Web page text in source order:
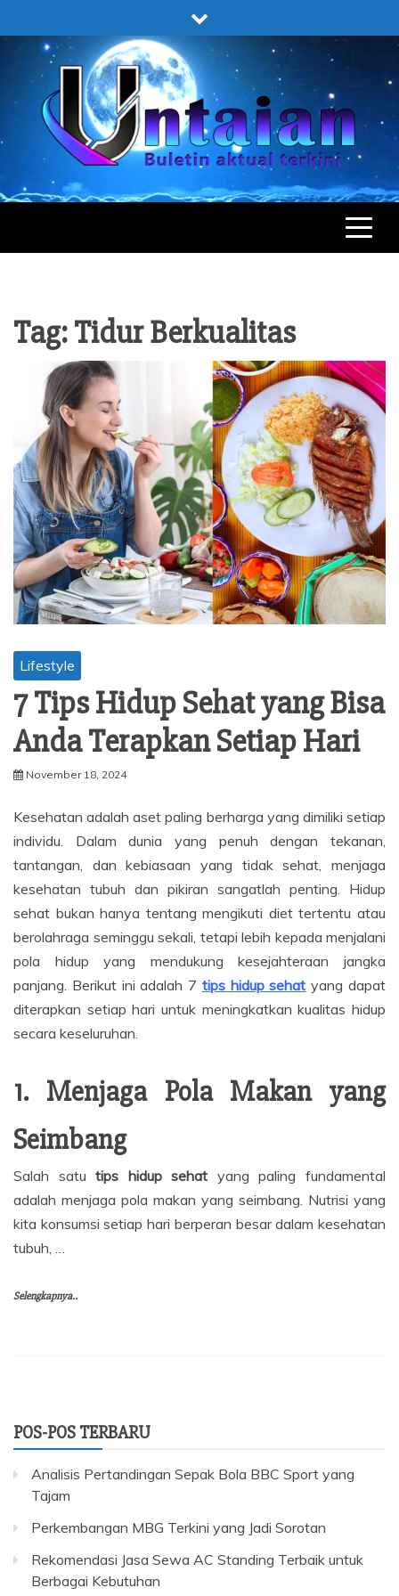
to
content
UNTAIAN
UNTAIAN TERKINI
Tag:Tidur Berkualitas
Lifestyle
7 Tips Hidup Sehat yang Bisa
Anda Terapkan Setiap Hari
November 18, 2024
Kesehatan adalah aset paling berharga yang dimiliki setiap
individu. Dalam dunia yang penuh dengan tekanan,
tantangan, dan kebiasaan yang tidak sehat, menjaga
kesehatan tubuh dan pikiran sangatlah penting. Hidup
sehat bukan hanya tentang mengikuti diet tertentu atau
berolahraga seminggu sekali, tetapi lebih kepada menjalani
pola hidup yang mendukung kesejahteraan jangka
panjang. Berikut ini adalah 7 tips hidup sehat yang dapat
diterapkan setiap hari untuk meningkatkan kualitas hidup
secara keseluruhan.
1. Menjaga Pola Makan yang
Seimbang
Salah satutips hidup sehat yang paling fundamental
adalah menjaga pola makan yang seimbang. Nutrisi yang
kita konsumsi setiap hari berperan besar dalam kesehatan
tubuh, …
Selengkapnya..
POS-POS TERBARU
Analisis Pertandingan Sepak Bola BBC Sport yang
Tajam
Perkembangan MBG Terkini yang Jadi Sorotan
Rekomendasi Jasa Sewa AC Standing Terbaik untuk
Berbagai Kebutuhan